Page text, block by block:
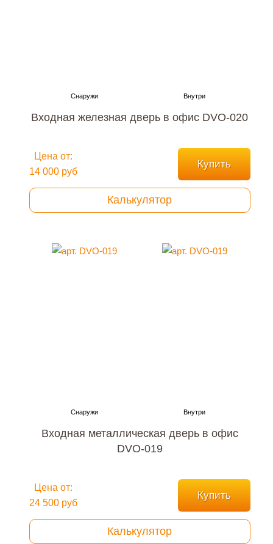
Входная железная дверь в офис DVO-020
Цена от:
14 000 руб
Купить
Калькулятор
Входная металлическая дверь в офис
DVO-019
Цена от:
24 500 руб
Купить
Калькулятор